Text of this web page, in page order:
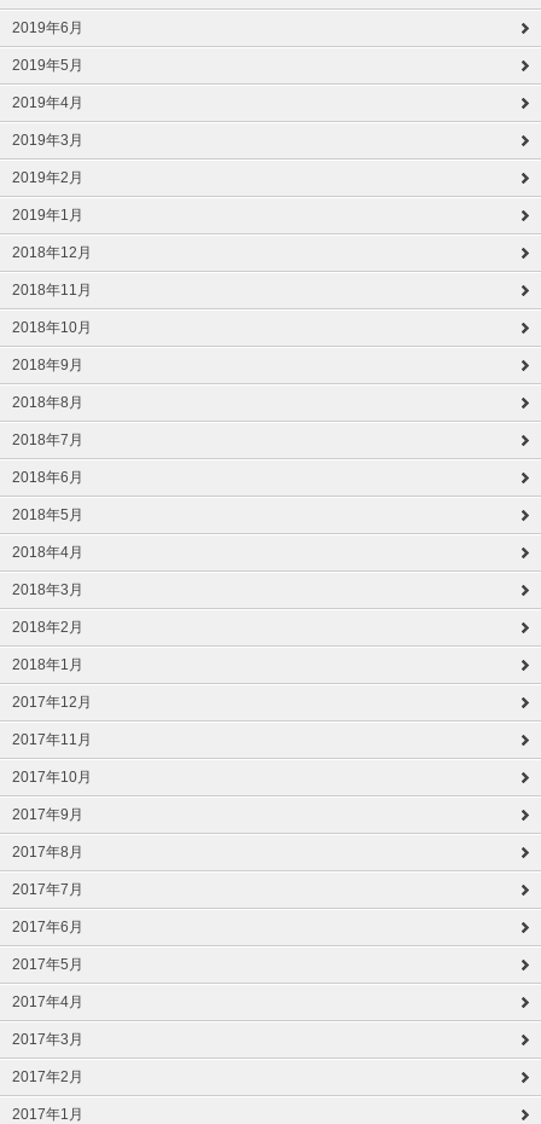
2019年6月
2019年5月
2019年4月
2019年3月
2019年2月
2019年1月
2018年12月
2018年11月
2018年10月
2018年9月
2018年8月
2018年7月
2018年6月
2018年5月
2018年4月
2018年3月
2018年2月
2018年1月
2017年12月
2017年11月
2017年10月
2017年9月
2017年8月
2017年7月
2017年6月
2017年5月
2017年4月
2017年3月
2017年2月
2017年1月